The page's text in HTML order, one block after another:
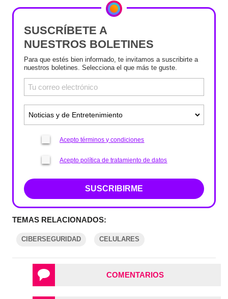
SUSCRÍBETE A
NUESTROS BOLETINES
Para que estés bien informado, te invitamos a suscribirte a
nuestros boletines. Selecciona el que más te guste.
Acepto términos y condiciones
Acepto política de tratamiento de datos
SUSCRIBIRME
TEMAS RELACIONADOS:
CIBERSEGURIDAD CELULARES
COMENTARIOS